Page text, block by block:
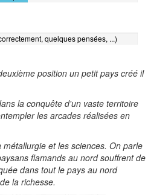
quelques pensées, ...)
position un petit pays créé il
la conquête d'un vaste territoire
les arcades réalisées en
et les sciences. On parle
flamands au nord souffrent de
dans tout le pays au nord
la richesse.